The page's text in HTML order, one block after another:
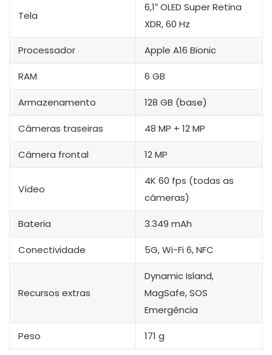
Tela
6,1″ OLED Super Retina
XDR, 60 Hz
Processador Apple A16 Bionic
RAM 6 GB
Armazenamento 128 GB (base)
Câmeras traseiras 48 MP + 12 MP
Câmera frontal 12 MP
Vídeo
4K 60 fps (todas as
câmeras)
Bateria 3.349 mAh
Conectividade 5G, Wi-Fi 6, NFC
Recursos extras
Dynamic Island,
MagSafe, SOS
Emergência
Peso 171 g